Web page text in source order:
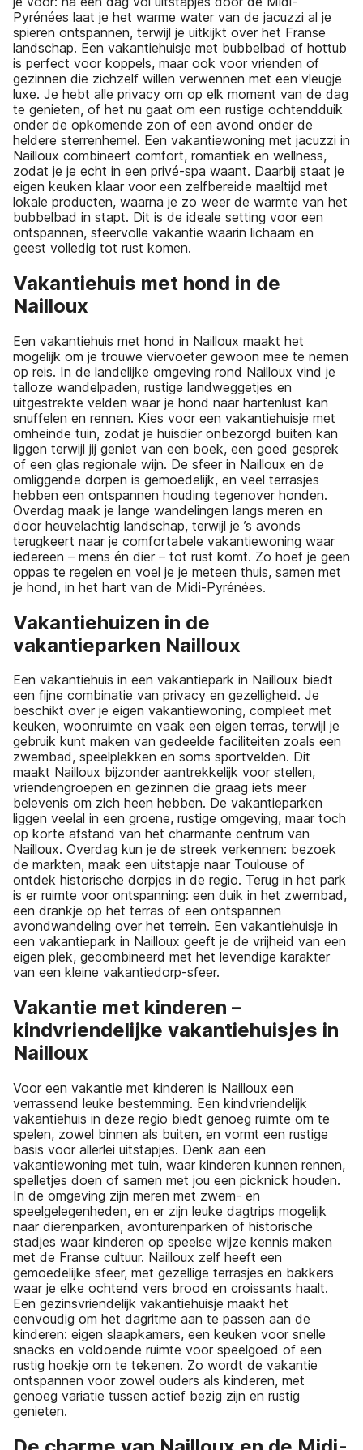
Pyrénées laat je het warme water van de jacuzzi al je
spieren ontspannen, terwijl je uitkijkt over het Franse
landschap. Een vakantiehuisje met bubbelbad of hottub
is perfect voor koppels, maar ook voor vrienden of
gezinnen die zichzelf willen verwennen met een vleugje
luxe. Je hebt alle privacy om op elk moment van de dag
te genieten, of het nu gaat om een rustige ochtendduik
onder de opkomende zon of een avond onder de
heldere sterrenhemel. Een vakantiewoning met jacuzzi in
Nailloux combineert comfort, romantiek en wellness,
zodat je je echt in een privé-spa waant. Daarbij staat je
eigen keuken klaar voor een zelfbereide maaltijd met
lokale producten, waarna je zo weer de warmte van het
bubbelbad in stapt. Dit is de ideale setting voor een
ontspannen, sfeervolle vakantie waarin lichaam en
geest volledig tot rust komen.
Vakantiehuis met hond in de
Nailloux
Een vakantiehuis met hond in Nailloux maakt het
mogelijk om je trouwe viervoeter gewoon mee te nemen
op reis. In de landelijke omgeving rond Nailloux vind je
talloze wandelpaden, rustige landweggetjes en
uitgestrekte velden waar je hond naar hartenlust kan
snuffelen en rennen. Kies voor een vakantiehuisje met
omheinde tuin, zodat je huisdier onbezorgd buiten kan
liggen terwijl jij geniet van een boek, een goed gesprek
of een glas regionale wijn. De sfeer in Nailloux en de
omliggende dorpen is gemoedelijk, en veel terrasjes
hebben een ontspannen houding tegenover honden.
Overdag maak je lange wandelingen langs meren en
door heuvelachtig landschap, terwijl je ’s avonds
terugkeert naar je comfortabele vakantiewoning waar
iedereen – mens én dier – tot rust komt. Zo hoef je geen
oppas te regelen en voel je je meteen thuis, samen met
je hond, in het hart van de Midi-Pyrénées.
Vakantiehuizen in de
vakantieparken Nailloux
Een vakantiehuis in een vakantiepark in Nailloux biedt
een fijne combinatie van privacy en gezelligheid. Je
beschikt over je eigen vakantiewoning, compleet met
keuken, woonruimte en vaak een eigen terras, terwijl je
gebruik kunt maken van gedeelde faciliteiten zoals een
zwembad, speelplekken en soms sportvelden. Dit
maakt Nailloux bijzonder aantrekkelijk voor stellen,
vriendengroepen en gezinnen die graag iets meer
belevenis om zich heen hebben. De vakantieparken
liggen veelal in een groene, rustige omgeving, maar toch
op korte afstand van het charmante centrum van
Nailloux. Overdag kun je de streek verkennen: bezoek
de markten, maak een uitstapje naar Toulouse of
ontdek historische dorpjes in de regio. Terug in het park
is er ruimte voor ontspanning: een duik in het zwembad,
een drankje op het terras of een ontspannen
avondwandeling over het terrein. Een vakantiehuisje in
een vakantiepark in Nailloux geeft je de vrijheid van een
eigen plek, gecombineerd met het levendige karakter
van een kleine vakantiedorp-sfeer.
Vakantie met kinderen –
kindvriendelijke vakantiehuisjes in
Nailloux
Voor een vakantie met kinderen is Nailloux een
verrassend leuke bestemming. Een kindvriendelijk
vakantiehuis in deze regio biedt genoeg ruimte om te
spelen, zowel binnen als buiten, en vormt een rustige
basis voor allerlei uitstapjes. Denk aan een
vakantiewoning met tuin, waar kinderen kunnen rennen,
spelletjes doen of samen met jou een picknick houden.
In de omgeving zijn meren met zwem- en
speelgelegenheden, en er zijn leuke dagtrips mogelijk
naar dierenparken, avonturenparken of historische
stadjes waar kinderen op speelse wijze kennis maken
met de Franse cultuur. Nailloux zelf heeft een
gemoedelijke sfeer, met gezellige terrasjes en bakkers
waar je elke ochtend vers brood en croissants haalt.
Een gezinsvriendelijk vakantiehuisje maakt het
eenvoudig om het dagritme aan te passen aan de
kinderen: eigen slaapkamers, een keuken voor snelle
snacks en voldoende ruimte voor speelgoed of een
rustig hoekje om te tekenen. Zo wordt de vakantie
ontspannen voor zowel ouders als kinderen, met
genoeg variatie tussen actief bezig zijn en rustig
genieten.